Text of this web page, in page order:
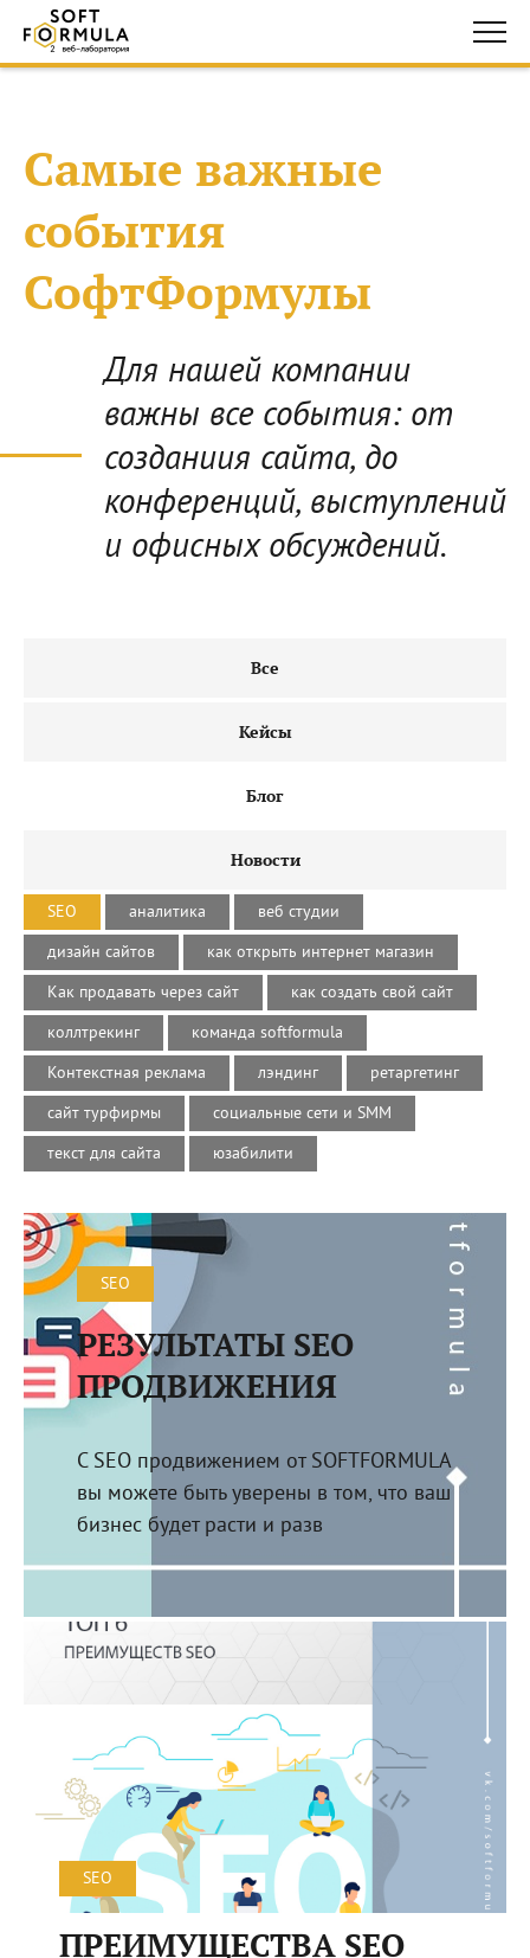
Самые важные
события
СофтФормулы
Для нашей компании
важны все события: от
созданиия сайта, до
конференций, выступлений
и офисных обсуждений.
Все
Кейсы
Блог
Новости
SEO аналитика
веб студии
дизайн сайтов
как открыть интернет магазин
Как продавать через сайт
как создать свой сайт
коллтрекинг
команда softformula
Контекстная реклама
лэндинг
ретаргетинг
сайт турфирмы
социальные сети и SMM
текст для сайта
юзабилити
SEO
РЕЗУЛЬТАТЫ SEO
ПРОДВИЖЕНИЯ
С SEO продвижением от SOFTFORMULA
вы можете быть уверены в том, что ваш
бизнес будет расти и разв
SEO
ПРЕИМУЩЕСТВА SEO